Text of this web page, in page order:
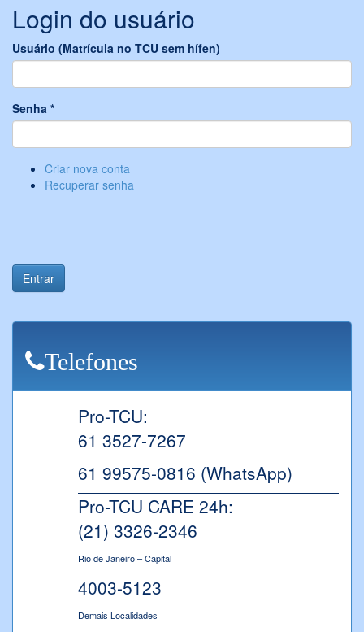
Login do usuário
Usuário (Matrícula no TCU sem hífen)
Senha *
Criar nova conta
Recuperar senha
Entrar
Telefones
Pro-TCU:
61 3527-7267
61 99575-0816 (WhatsApp)
Pro-TCU CARE 24h:
(21) 3326-2346
Rio de Janeiro – Capital
4003-5123
Demais Localidades